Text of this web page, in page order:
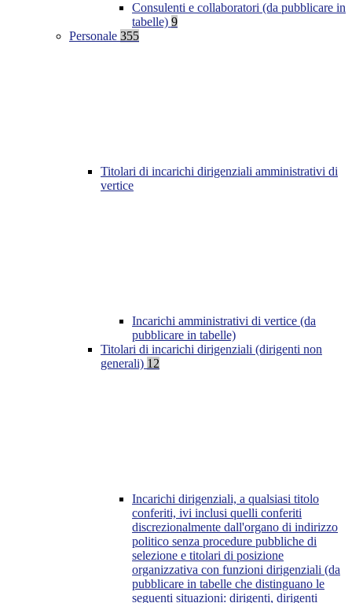
Consulenti e collaboratori (da pubblicare in
tabelle) 9
Personale 355
Titolari di incarichi dirigenziali amministrativi di
vertice
Incarichi amministrativi di vertice (da
pubblicare in tabelle)
Titolari di incarichi dirigenziali (dirigenti non
generali) 12
Incarichi dirigenziali, a qualsiasi titolo
conferiti, ivi inclusi quelli conferiti
discrezionalmente dall'organo di indirizzo
politico senza procedure pubbliche di
selezione e titolari di posizione
organizzativa con funzioni dirigenziali (da
pubblicare in tabelle che distinguano le
seguenti situazioni: dirigenti, dirigenti